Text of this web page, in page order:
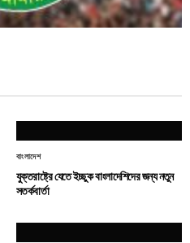
বাংলাদেশ
যুক্তরাষ্ট্রে যেতে ইচ্ছুক বাংলাদেশিদের জন্য নতুন
সতর্কবার্তা